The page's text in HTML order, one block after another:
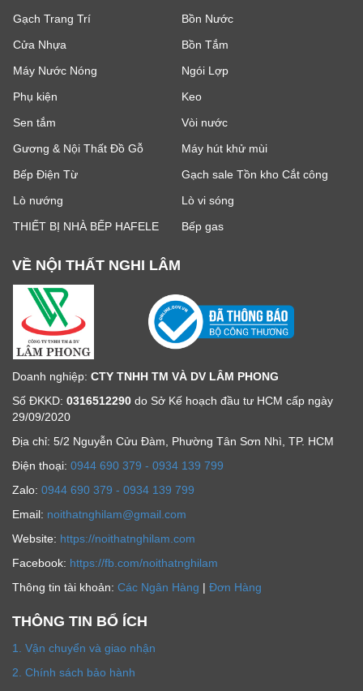
Gạch Trang Trí
Bồn Nước
Cửa Nhựa
Bồn Tắm
Máy Nước Nóng
Ngói Lợp
Phụ kiện
Keo
Sen tắm
Vòi nước
Gương & Nội Thất Đồ Gỗ
Máy hút khử mùi
Bếp Điện Từ
Gạch sale Tồn kho Cắt công
Lò nướng
Lò vi sóng
THIẾT BỊ NHÀ BẾP HAFELE
Bếp gas
VỀ NỘI THẤT NGHI LÂM
Doanh nghiệp: CTY TNHH TM VÀ DV LÂM PHONG
Số ĐKKD: 0316512290 do Sở Kế hoạch đầu tư HCM cấp ngày
29/09/2020
Địa chỉ: 5/2 Nguyễn Cửu Đàm, Phường Tân Sơn Nhì, TP. HCM
Ðiện thoại: 0944 690 379 - 0934 139 799
Zalo: 0944 690 379 - 0934 139 799
Email: noithatnghilam@gmail.com
Website: https://noithatnghilam.com
Facebook: https://fb.com/noithatnghilam
Thông tin tài khoản: Các Ngân Hàng | Đơn Hàng
THÔNG TIN BỔ ÍCH
1. Vận chuyển và giao nhận
2. Chính sách bảo hành